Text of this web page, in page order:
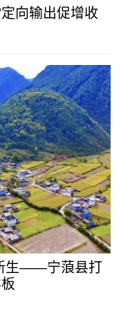
向输出促增收
生——宁蒗县打